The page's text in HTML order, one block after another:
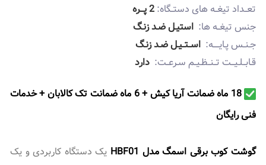
تعــداد تیغــه های دستــگاه:
جنس تیغــه ها: استیـل ضـد زنـگ
جـنــس‌ پـایـــــه: اســتــیـل ضـد زنـگ
قـابــلـیـــت تــنــظـیــم سـرعــت: دارد
18 ماه ضمانت آریا کیش + 6 ماه ضمانت تک کالابان + خدمات
فنی رايگان
گوشت کوب برقی اسمگ مدل HBF01
یک دستگاه کاربردی و یک